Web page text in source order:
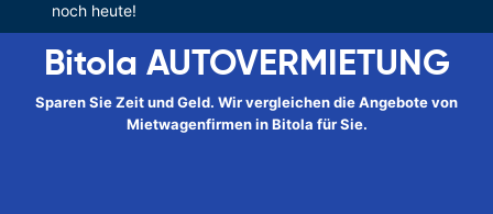
noch heute!
Bitola AUTOVERMIETUNG
Sparen Sie Zeit und Geld. Wir vergleichen die Angebote von
Mietwagenfirmen in Bitola für Sie.